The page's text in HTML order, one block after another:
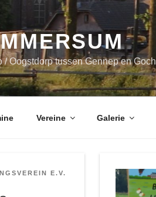
Oogstdorp tussen Gennep en Goch
Vereine Galerie
E.V.